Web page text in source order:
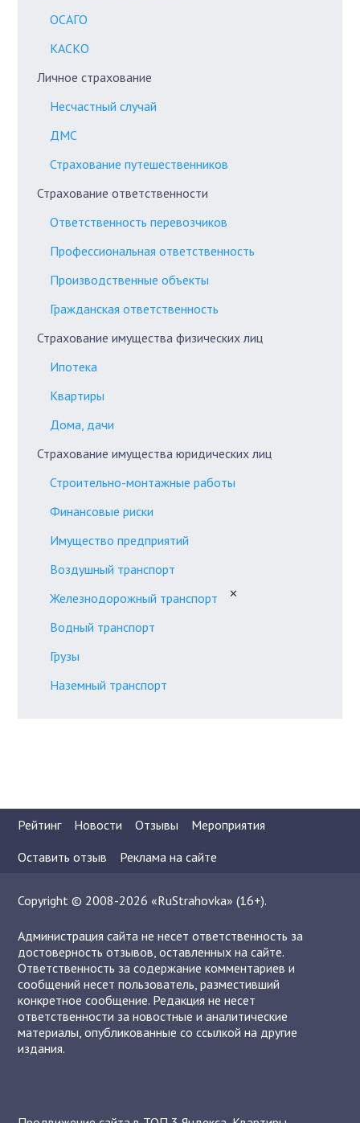
ОСАГО
КАСКО
Личное страхование
Несчастный случай
ДМС
Страхование путешественников
Страхование ответственности
Ответственность перевозчиков
Профессиональная ответственность
Производственные объекты
Гражданская ответственность
Страхование имущества физических лиц
Ипотека
Квартиры
Дома, дачи
Страхование имущества юридических лиц
Строительно-монтажные работы
Финансовые риски
Имущество предприятий
Воздушный транспорт
Железнодорожный транспорт
✕
Водный транспорт
Грузы
Наземный транспорт
Рейтинг Новости Отзывы
Мероприятия
Оставить отзыв
Реклама на сайте
Copyright © 2008-2026 «RuStrahovka» (16+).
Администрация сайта не несет ответственность за
достоверность отзывов, оставленных на сайте.
Ответственность за содержание комментариев и
сообщений несет пользователь, разместивший
конкретное сообщение. Редакция не несет
ответственности за новостные и аналитические
материалы, опубликованные со ссылкой на другие
издания.